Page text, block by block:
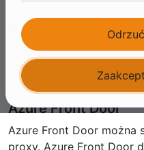
Reverse proxy
FoxIDs ogólnie
poniższe reverse proxy
Azure Front Door
Azure Front Door można
proxy. Azure Front Door